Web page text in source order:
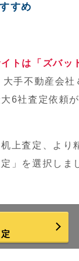
すめ
トは「ズバッ
手不動産会社
6社査定依頼
上査定、より
」を選択しま